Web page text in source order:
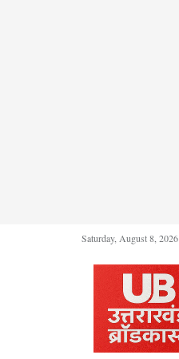
Saturday, August 8, 2026